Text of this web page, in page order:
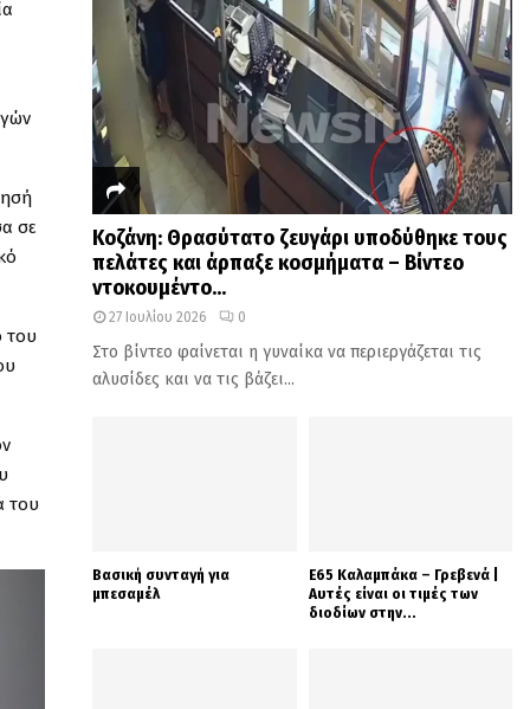
σε
του
του
Κοζάνη: Θρασύτατο ζευγάρι υποδύθηκε τους
πελάτες και άρπαξε κοσμήματα – Βίντεο
ντοκουμέντο...
27 Ιουλίου 2026 0
Στο βίντεο φαίνεται η γυναίκα να περιεργάζεται τις
αλυσίδες και να τις βάζει...
Βασική συνταγή για
μπεσαμέλ
Ε65 Καλαμπάκα – Γρεβενά |
Αυτές είναι οι τιμές των
διοδίων στην...